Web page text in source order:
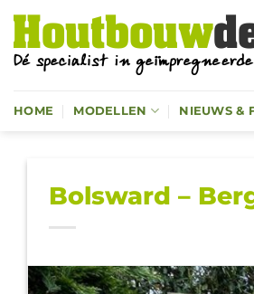
Ga
naar
inhoud
HOME MODELLEN NIEUWS &
Bolsward –